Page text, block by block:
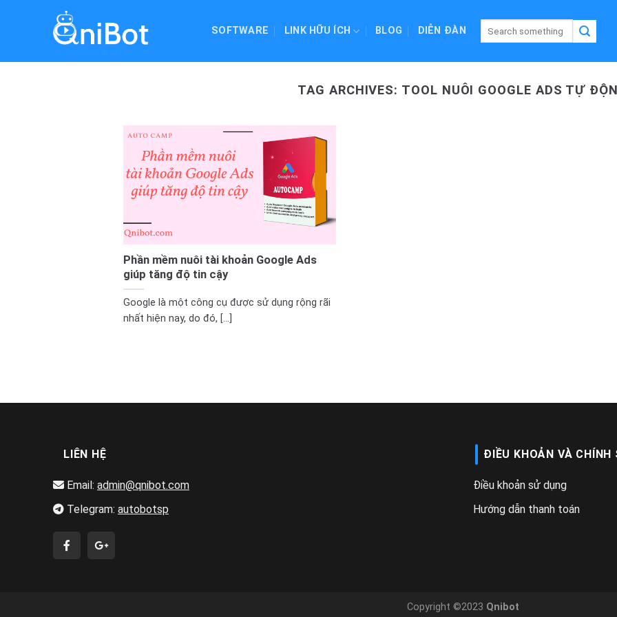
SOFTWARE LINK HỮU ÍCH BLOG DIỄN ĐÀN
TAG ARCHIVES: TOOL NUÔI GOOGLE ADS TỰ
Phần mềm nuôi tài khoản Google Ads
giúp tăng độ tin cậy
Google là một công cụ được sử dụng rộng rãi
nhất hiện nay, do đó, [...]
LIÊN HỆ
Email: admin@qnibot.com
Telegram: autobotsp
ĐIỀU KHOẢN VÀ CHÍNH
Điều khoản sử dụng
Hướng dẫn thanh toán
Copyright ©2023 Qnibot